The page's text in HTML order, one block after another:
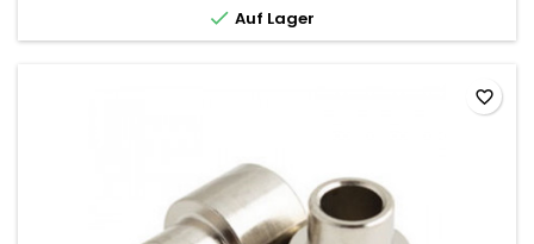
 Auf Lager
favorite_border